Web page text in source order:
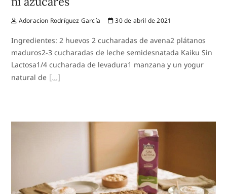
Adoracion Rodríguez García 30 de abril de 2021
Ingredientes: 2 huevos 2 cucharadas de avena2 plátanos
maduros2-3 cucharadas de leche semidesnatada Kaiku Sin
Lactosa1/4 cucharada de levadura1 manzana y un yogur
natural de